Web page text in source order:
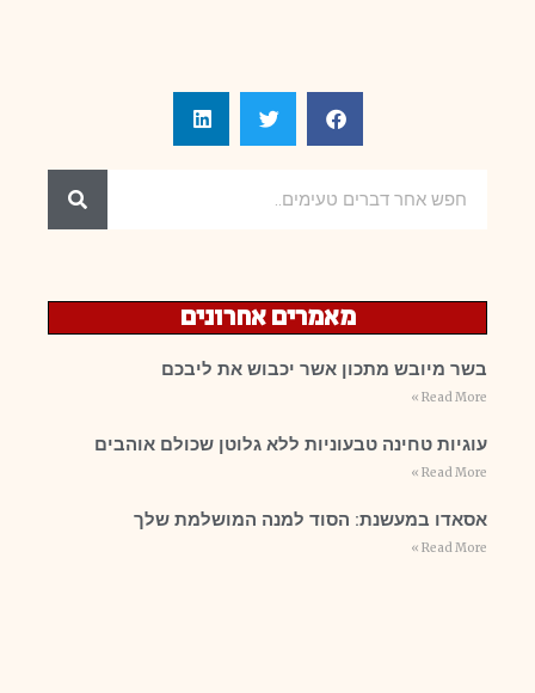
מאמרים אחרונים
בשר מיובש מתכון אשר יכבוש את ליבכם
Read More »
עוגיות טחינה טבעוניות ללא גלוטן שכולם אוהבים
Read More »
אסאדו במעשנת: הסוד למנה המושלמת שלך
Read More »